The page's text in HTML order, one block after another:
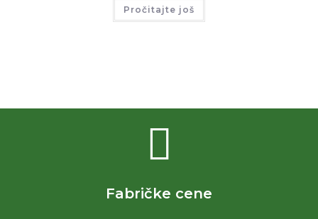
Pročitajte još
Fabričke cene